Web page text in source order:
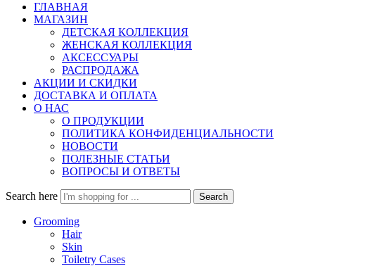
ГЛАВНАЯ
МАГАЗИН
ДЕТСКАЯ КОЛЛЕКЦИЯ
ЖЕНСКАЯ КОЛЛЕКЦИЯ
АКСЕССУАРЫ
РАСПРОДАЖА
АКЦИИ И СКИДКИ
ДОСТАВКА И ОПЛАТА
О НАС
О ПРОДУКЦИИ
ПОЛИТИКА КОНФИДЕНЦИАЛЬНОСТИ
НОВОСТИ
ПОЛЕЗНЫЕ СТАТЬИ
ВОПРОСЫ И ОТВЕТЫ
Search here Search
Grooming
Hair
Skin
Toiletry Cases